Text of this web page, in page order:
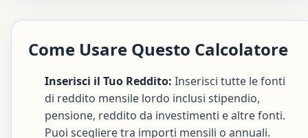
Come Usare Questo Calcolatore
Inserisci il Tuo Reddito: Inserisci tutte le fonti
di reddito mensile lordo inclusi stipendio,
pensione, reddito da investimenti e altre fonti.
Puoi scegliere tra importi mensili o annuali.